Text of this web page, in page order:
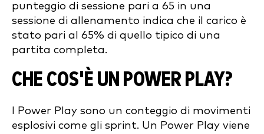
punteggio di sessione pari a 65 in una
sessione di allenamento indica che il carico è
stato pari al 65% di quello tipico di una
partita completa.
CHE COS'È UN POWER PLAY?
I Power Play sono un conteggio di movimenti
esplosivi come gli sprint. Un Power Play viene